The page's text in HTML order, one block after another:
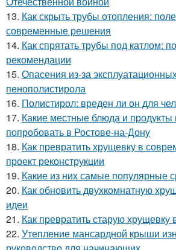
13. Как скрыть трубы отопления:
современные решения
14. Как спрятать трубы под катлом:
рекомендации
15. Опасения из-за
пенополистирола
16. Полистирол: вреден ли он для
17. Какие местные блюда и
попробовать в Ростове-на-Дону
18. Как превратить хрущевку в
проект реконструкции
19. Какие из них самые популярные
20. Как обновить двухкомнатную
идеи
21. Как превратить старую
22. Утепление мансардной крыши